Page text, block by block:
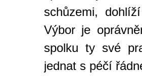
schůzemi,
Výbor je
spolku ty své
jednat s péčí